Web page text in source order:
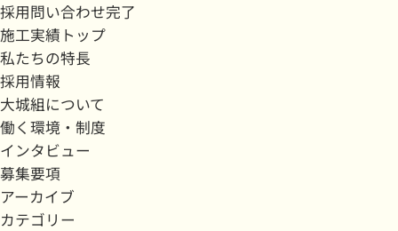
採用問い合わせ完了
施工実績トップ
私たちの特長
採用情報
大城組について
働く環境・制度
インタビュー
募集要項
アーカイブ
カテゴリー